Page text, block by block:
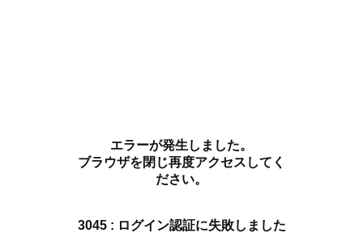
エラーが発生しました。
ブラウザを閉じ再度アクセスしてく
ださい。
3045 : ログイン認証に失敗しました